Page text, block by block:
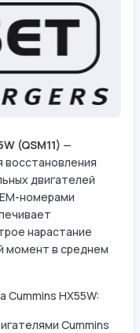
(QSM11) —
двигателей
номерами
нарастание
момент в среднем
HX55W:
Cummins